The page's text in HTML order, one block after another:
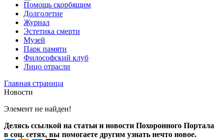
Помощь скорбящим
Долголетие
Журнал
Эстетика смерти
Музей
Парк памяти
Философский клуб
Лицо отрасли
Главная страница
Новости
Элемент не найден!
Делясь ссылкой на статьи и новости Похоронного Портала
в соц. сетях, вы помогаете другим узнать нечто новое.